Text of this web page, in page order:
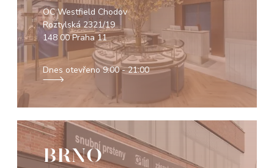
OC Westfield Chodov
Roztylská 2321/19
148 00 Praha 11
Dnes otevřeno9:00 - 21:00
BRNO